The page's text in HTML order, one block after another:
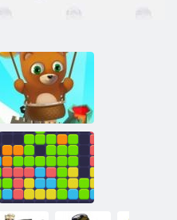
Bubble Shooter
Végtelen